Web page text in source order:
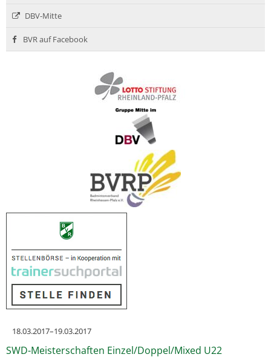
DBV-Mitte
BVR auf Facebook
18.03.2017–19.03.2017
SWD-Meisterschaften Einzel/Doppel/Mixed U22